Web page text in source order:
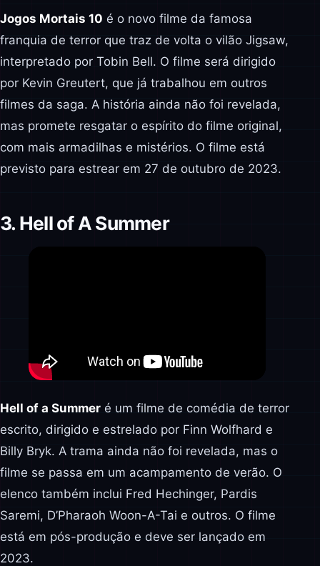
Jogos Mortais 10 é o novo filme da famosa
franquia de terror que traz de volta o vilão Jigsaw,
interpretado por Tobin Bell. O filme será dirigido
por Kevin Greutert, que já trabalhou em outros
filmes da saga. A história ainda não foi revelada,
mas promete resgatar o espírito do filme original,
com mais armadilhas e mistérios. O filme está
previsto para estrear em 27 de outubro de 2023.
3. Hell of A Summer
Hell of a Summer é um filme de comédia de terror
escrito, dirigido e estrelado por Finn Wolfhard e
Billy Bryk. A trama ainda não foi revelada, mas o
filme se passa em um acampamento de verão. O
elenco também inclui Fred Hechinger, Pardis
Saremi, D’Pharaoh Woon-A-Tai e outros. O filme
está em pós-produção e deve ser lançado em
2023.